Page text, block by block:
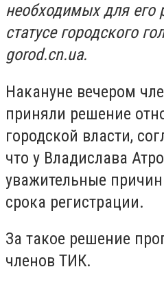
необходимых для его
статусе городского
gorod.cn.ua.
Накануне вечером
приняли решение
городской власти,
что у Владислава
уважительные
срока регистрации.
За такое решение
членов ТИК.